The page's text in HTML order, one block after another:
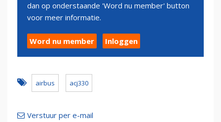
dan op onderstaande 'Word nu member' button
voor meer informatie.
Word nu member Inloggen
airbus acj330
Verstuur per e-mail